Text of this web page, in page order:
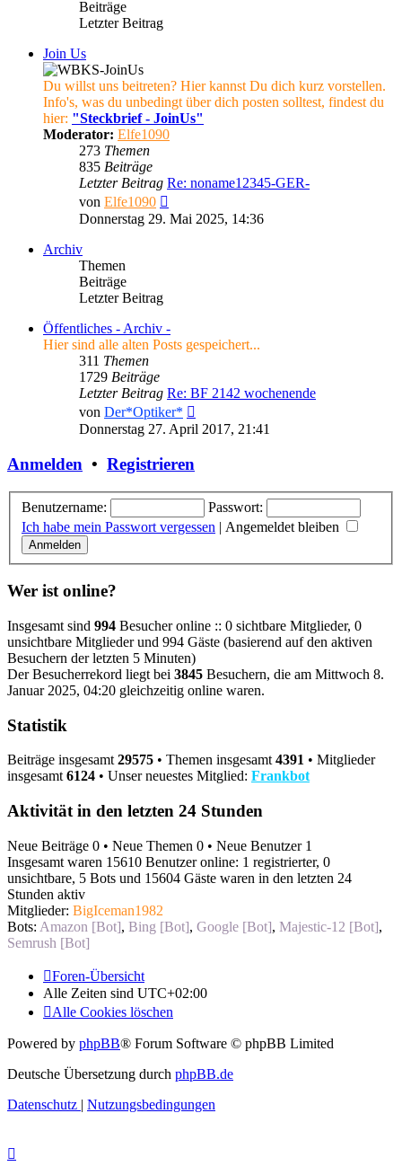
Beiträge
Letzter Beitrag
Join Us
Du willst uns beitreten? Hier kannst Du dich kurz vorstellen.
Info's, was du unbedingt über dich posten solltest, findest du
hier: "Steckbrief - JoinUs"
Moderator: Elfe1090
273 Themen
835 Beiträge
Letzter Beitrag Re: noname12345-GER-
von Elfe1090
Beitrag
Donnerstag 29. Mai 2025, 14:36
Archiv
Themen
Beiträge
Letzter Beitrag
Öffentliches - Archiv -
Hier sind alle alten Posts gespeichert...
311 Themen
1729 Beiträge
Letzter Beitrag Re: BF 2142 wochenende
von Der*Optiker*
Beitrag
Donnerstag 27. April 2017, 21:41
Anmelden • Registrieren
Benutzername:
Passwort:
Ich habe mein Passwort vergessen | Angemeldet bleiben
Wer ist online?
Insgesamt sind 994 Besucher online :: 0 sichtbare Mitglieder, 0
unsichtbare Mitglieder und 994 Gäste (basierend auf den aktiven
Besuchern der letzten 5 Minuten)
Der Besucherrekord liegt bei 3845 Besuchern, die am Mittwoch 8.
Januar 2025, 04:20 gleichzeitig online waren.
Statistik
Beiträge insgesamt 29575 • Themen insgesamt 4391 • Mitglieder
insgesamt 6124 • Unser neuestes Mitglied: Frankbot
Aktivität in den letzten 24 Stunden
Neue Beiträge 0 • Neue Themen 0 • Neue Benutzer 1
Insgesamt waren 15610 Benutzer online: 1 registrierter, 0
unsichtbare, 5 Bots und 15604 Gäste waren in den letzten 24
Stunden aktiv
Mitglieder: BigIceman1982
Bots: Amazon [Bot], Bing [Bot], Google [Bot], Majestic-12 [Bot],
Semrush [Bot]
Foren-Übersicht
Alle Zeiten sind UTC+02:00
Alle Cookies löschen
Powered by phpBB® Forum Software © phpBB Limited
Deutsche Übersetzung durch phpBB.de
Datenschutz | Nutzungsbedingungen